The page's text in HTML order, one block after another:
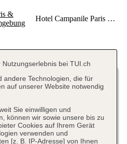
bei TUI.ch
andere Technologien, die für
auf unserer Website notwendig
Sie einwilligen und
können wir sowie unsere bis zu
Cookies auf Ihrem Gerät
verwenden und
[z. B. IP-Adresse] von Ihnen